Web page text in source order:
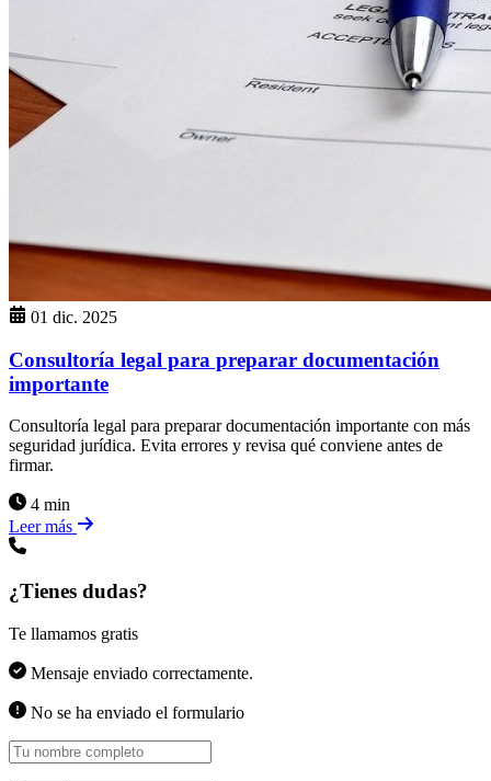
01 dic. 2025
Consultoría legal para preparar documentación
importante
Consultoría legal para preparar documentación importante con más
seguridad jurídica. Evita errores y revisa qué conviene antes de
firmar.
4 min
Leer más
¿Tienes dudas?
Te llamamos gratis
Mensaje enviado correctamente.
No se ha enviado el formulario